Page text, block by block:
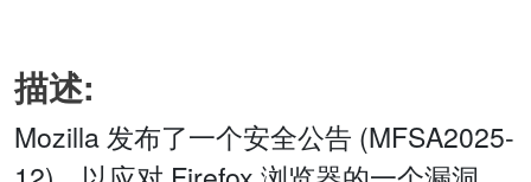
描述:
Mozilla 发布了一个安全公告 (MFSA2025-